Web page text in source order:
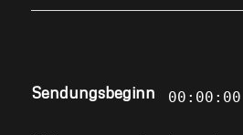
Sendungsbeginn 00:00:00